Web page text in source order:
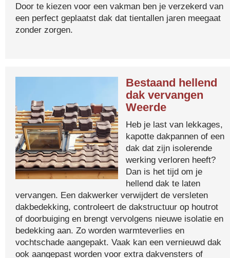
Door te kiezen voor een vakman ben je verzekerd van
een perfect geplaatst dak dat tientallen jaren meegaat
zonder zorgen.
Bestaand hellend
dak vervangen
Weerde
Heb je last van lekkages,
kapotte dakpannen of een
dak dat zijn isolerende
werking verloren heeft?
Dan is het tijd om je
hellend dak te laten
vervangen. Een dakwerker verwijdert de versleten
dakbedekking, controleert de dakstructuur op houtrot
of doorbuiging en brengt vervolgens nieuwe isolatie en
bedekking aan. Zo worden warmteverlies en
vochtschade aangepakt. Vaak kan een vernieuwd dak
ook aangepast worden voor extra dakvensters of